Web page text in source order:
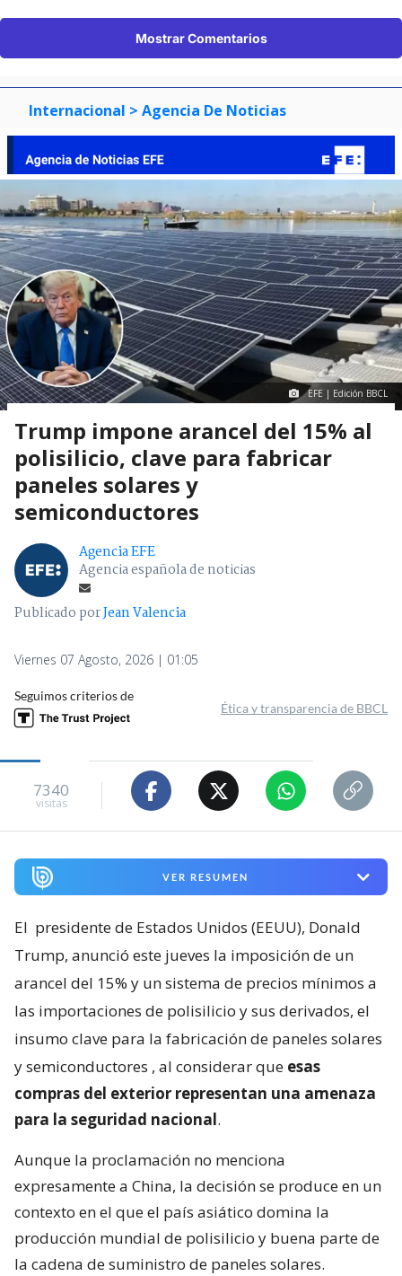
Mostrar Comentarios
Internacional > Agencia De Noticias
EFE | Edición BBCL
Trump impone arancel del 15% al
polisilicio, clave para fabricar
paneles solares y
semiconductores
Agencia EFE
Agencia española de noticias
Publicado porJean Valencia
Viernes 07 Agosto, 2026 | 01:05
Seguimos criterios de
Ética y transparencia de BBCL
7340
visitas
VER RESUMEN
El presidente de Estados Unidos (EEUU), Donald
Trump, anunció este jueves la imposición de un
arancel del 15% y un sistema de precios mínimos a
las importaciones de polisilicio y sus derivados, el
insumo clave para la fabricación de paneles solares
y semiconductores , al considerar que esas
compras del exterior representan una amenaza
para la seguridad nacional.
Aunque la proclamación no menciona
expresamente a China, la decisión se produce en un
contexto en el que el país asiático domina la
producción mundial de polisilicio y buena parte de
la cadena de suministro de paneles solares.